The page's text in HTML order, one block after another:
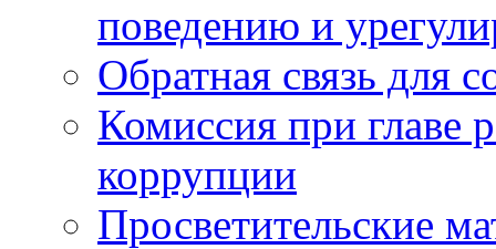
поведению и
Обратная связь для
Комиссия при главе
коррупции
Просветительские